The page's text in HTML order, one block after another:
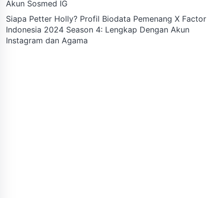
Akun Sosmed IG
Siapa Petter Holly? Profil Biodata Pemenang X Factor
Indonesia 2024 Season 4: Lengkap Dengan Akun
Instagram dan Agama